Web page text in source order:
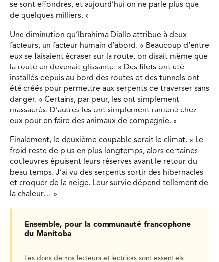
se sont effondrés, et aujourd’hui on ne parle plus que
de quelques milliers. »
Une diminution qu’Ibrahima Diallo attribue à deux
facteurs, un facteur humain d’abord. « Beaucoup d’entre
eux se faisaient écraser sur la route, on disait même que
la route en devenait glissante. » Des filets ont été
installés depuis au bord des routes et des tunnels ont
été créés pour permettre aux serpents de traverser sans
danger. « Certains, par peur, les ont simplement
massacrés. D’autres les ont simplement ramené chez
eux pour en faire des animaux de compagnie. »
Finalement, le deuxième coupable serait le climat. « Le
froid reste de plus en plus longtemps, alors certaines
couleuvres épuisent leurs réserves avant le retour du
beau temps. J’ai vu des serpents sortir des hibernacles
et croquer de la neige. Leur survie dépend tellement de
la chaleur… »
Ensemble, pour la communauté francophone
du Manitoba
Les dons de nos lecteurs et lectrices sont essentiels